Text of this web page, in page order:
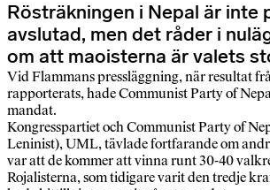
Rösträkningen i Nepal är inte
avslutad, men det råder i
om att maoisterna är valets
Vid Flammans pressläggning, när resultat
rapporterats, hade Communist Party of
mandat.
Kongresspartiet och Communist Party of
Leninist), UML, tävlade fortfarande om
var att de kommer att vinna runt 30-40
Rojalisterna, som tidigare varit den tredje